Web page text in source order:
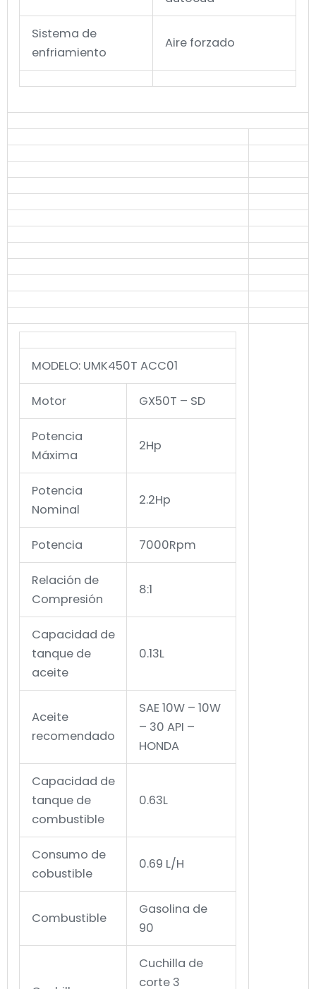
Sistema de
enfriamiento
Aire forzado
MODELO: UMK450T ACC01
Motor GX50T – SD
Potencia
Máxima
2Hp
Potencia
Nominal
2.2Hp
Potencia 7000Rpm
Relación de
Compresión
8:1
Capacidad de
tanque de
aceite
0.13L
Aceite
recomendado
SAE 10W – 10W
– 30 API –
HONDA
Capacidad de
tanque de
combustible
0.63L
Consumo de
cobustible
0.69 L/H
Combustible
Gasolina de
90
Cuchilla de
corte 3